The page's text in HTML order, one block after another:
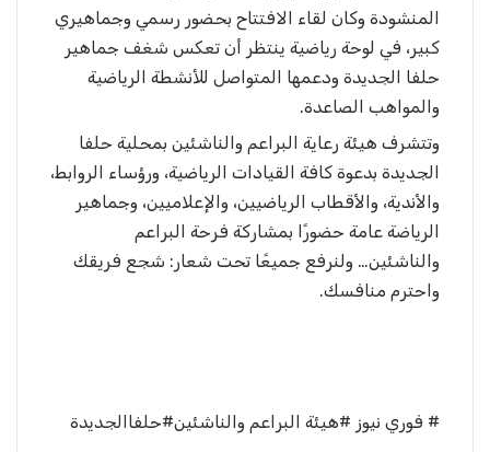
المنشودة وكان لقاء الافتتاح بحضور رسمي وجماهيري
كبير، في لوحة رياضية ينتظر أن تعكس شغف جماهير
حلفا الجديدة ودعمها المتواصل للأنشطة الرياضية
والمواهب الصاعدة.
وتتشرف هيئة رعاية البراعم والناشئين بمحلية حلفا
الجديدة بدعوة كافة القيادات الرياضية، ورؤساء الروابط،
والأندية، والأقطاب الرياضيين، والإعلاميين، وجماهير
الرياضة عامة حضورًا بمشاركة فرحة البراعم
والناشئين… ولنرفع جميعًا تحت شعار: شجع فريقك
واحترم منافسك.
# فوري نيوز #هيئة البراعم والناشئين#حلفاالجديدة